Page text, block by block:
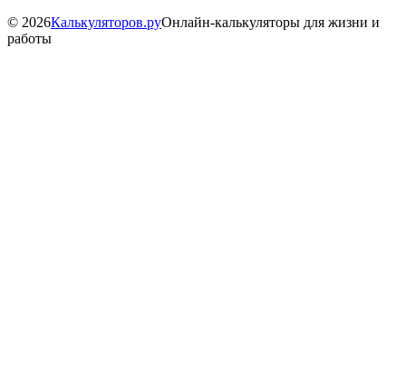
© 2026Калькуляторов.руОнлайн-калькуляторы для жизни и
работы